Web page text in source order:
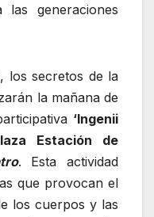
generaciones
, los secretos de la
la mañana de
‘Ingenii
Estación de
. Esta actividad
que provocan el
los cuerpos y las